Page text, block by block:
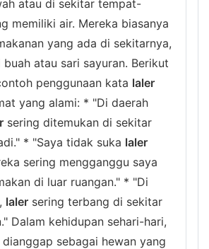
atau di sekitar tempat-
memiliki air. Mereka biasanya
yang ada di sekitarnya,
atau sari sayuran. Berikut
penggunaan kata laler
yang alami: * "Di daerah
sering ditemukan di sekitar
* "Saya tidak suka laler
sering mengganggu saya
di luar ruangan." * "Di
laler sering terbang di sekitar
Dalam kehidupan sehari-hari,
dianggap sebagai hewan yang